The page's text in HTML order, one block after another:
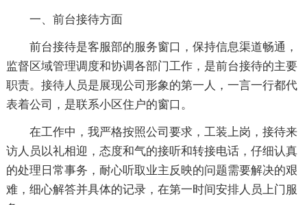
一、前台接待方面
前台接待是客服部的服务窗口，保持信息渠道畅通，
监督区域管理调度和协调各部门工作，是前台接待的主要
职责。接待人员是展现公司形象的第一人，一言一行都代
表着公司，是联系小区住户的窗口。
在工作中，我严格按照公司要求，工装上岗，接待来
访人员以礼相迎，态度和气的接听和转接电话，仔细认真
的处理日常事务，耐心听取业主反映的问题需要解决的艰
难，细心解答并具体的记录，在第一时间安排人员上门服